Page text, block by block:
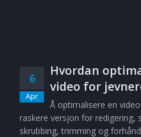
6
Apr
Hvordan
video for
Å optimalisere en
raskere versjon for redigering,
skrubbing, trimming og